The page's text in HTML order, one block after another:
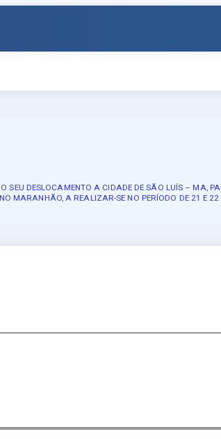
DESLOCAMENTO A CIDADE DE SÃO LUÍS – MA,
MARANHÃO, A REALIZAR-SE NO PERÍODO DE 21 E 22